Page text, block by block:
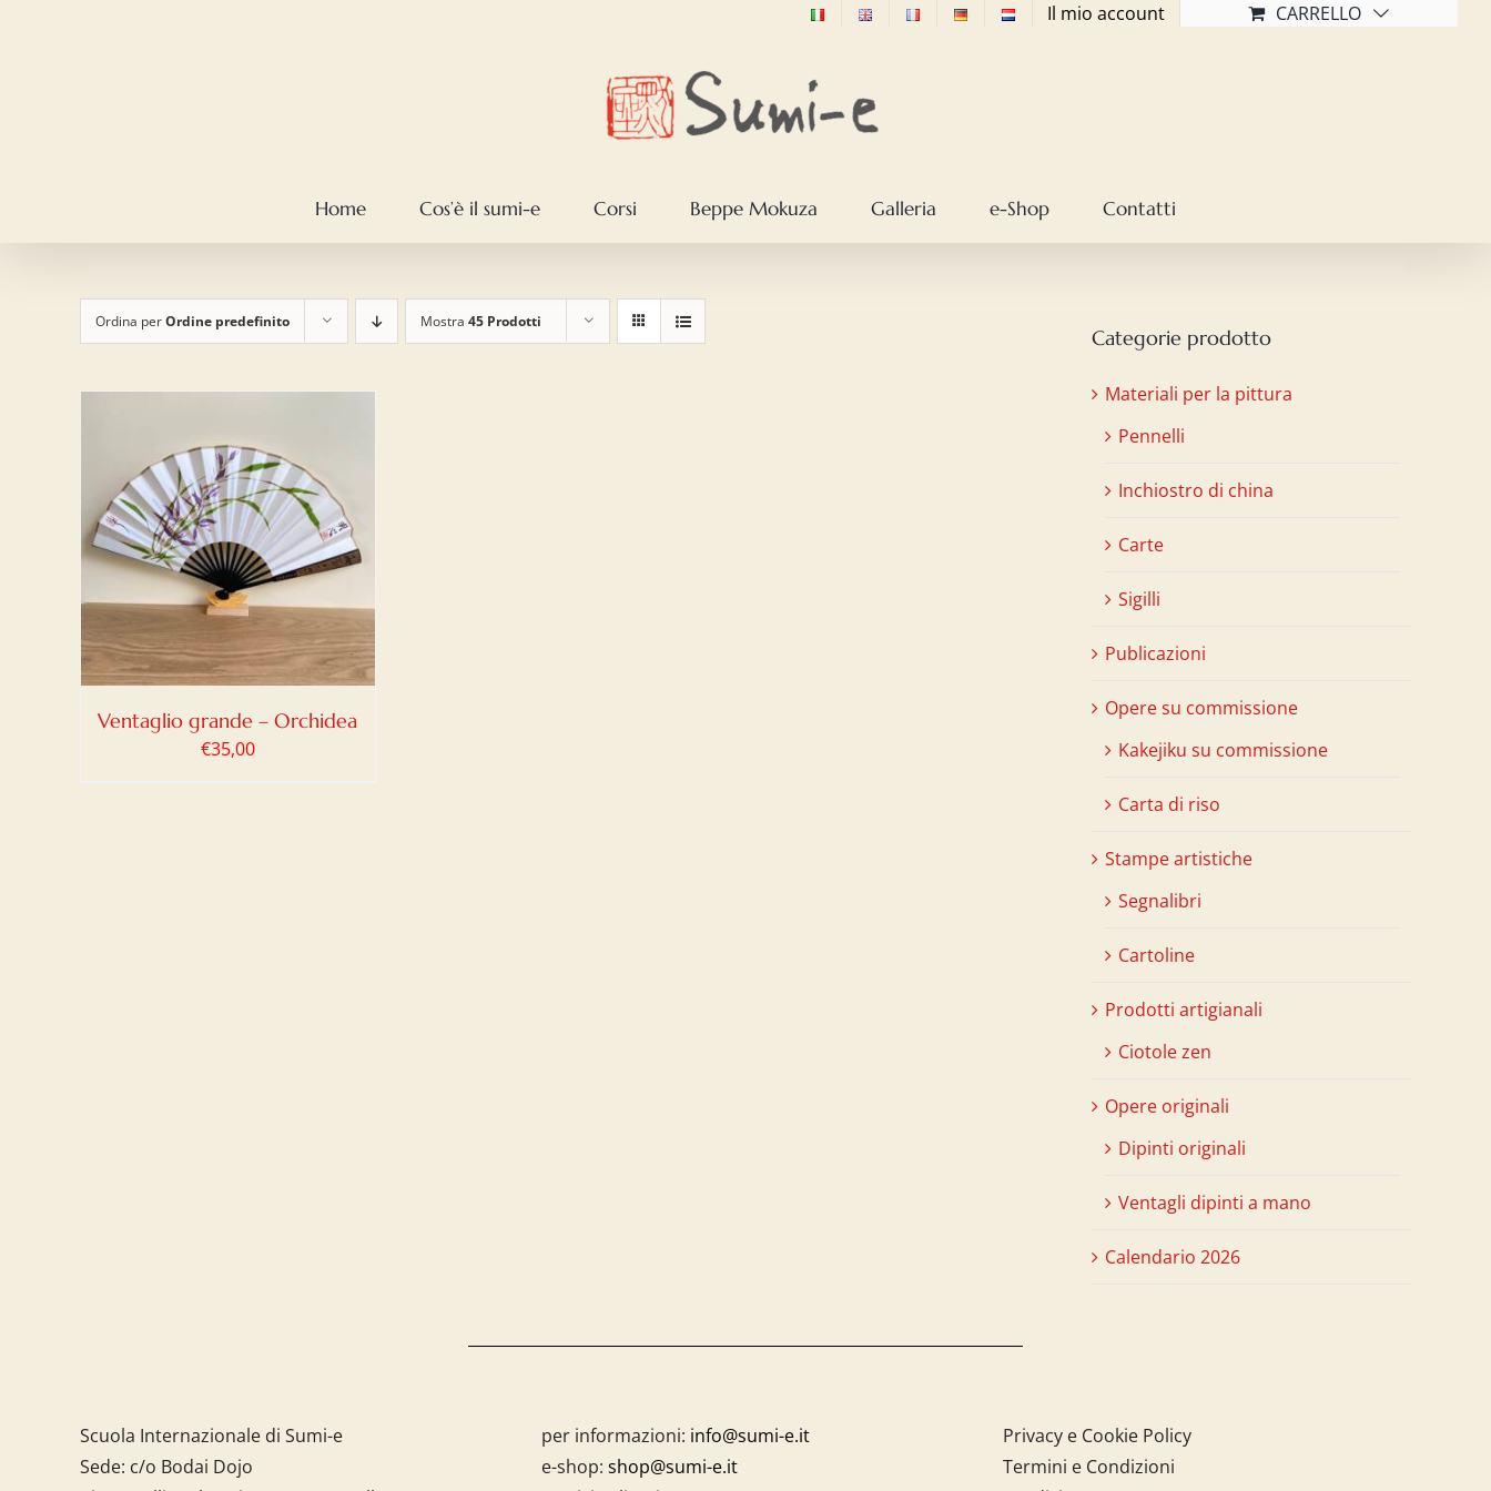
Il mio account CARRELLO
Home Cos’è il sumi-e Corsi Beppe Mokuza Galleria e-Shop Contatti
Ordina perOrdine predefinito Mostra 45 Prodotti
Ventaglio grande – Orchidea
€35,00
Categorie prodotto
Materiali per la pittura
Pennelli
Inchiostro di china
Carte
Sigilli
Publicazioni
Opere su commissione
Kakejiku su commissione
Carta di riso
Stampe artistiche
Segnalibri
Cartoline
Prodotti artigianali
Ciotole zen
Opere originali
Dipinti originali
Ventagli dipinti a mano
Calendario 2026
Scuola Internazionale di Sumi-e
Sede: c/o Bodai Dojo
per informazioni: info@sumi-e.it
e-shop: shop@sumi-e.it
Privacy e Cookie Policy
Termini e Condizioni